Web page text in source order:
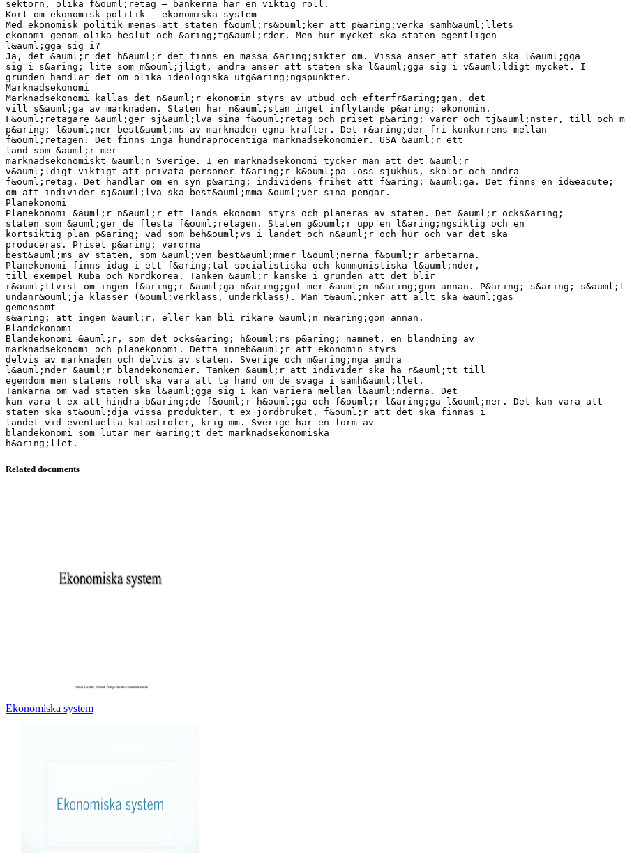
sektorn, olika f&ouml;retag – bankerna har en viktig roll.
Kort om ekonomisk politik – ekonomiska system
Med ekonomisk politik menas att staten f&ouml;rs&ouml;ker att p&aring;verka samh&auml;llets
ekonomi genom olika beslut och &aring;tg&auml;rder. Men hur mycket ska staten egentligen
l&auml;gga sig i?
Ja, det &auml;r det h&auml;r det finns en massa &aring;sikter om. Vissa anser att staten ska l&auml;gga
sig i s&aring; lite som m&ouml;jligt, andra anser att staten ska l&auml;gga sig i v&auml;ldigt mycket. I
grunden handlar det om olika ideologiska utg&aring;ngspunkter.
Marknadsekonomi
Marknadsekonomi kallas det n&auml;r ekonomin styrs av utbud och efterfr&aring;gan, det
vill s&auml;ga av marknaden. Staten har n&auml;stan inget inflytande p&aring; ekonomin.
F&ouml;retagare &auml;ger sj&auml;lva sina f&ouml;retag och priset p&aring; varor och tj&auml;nster, till och
p&aring; l&ouml;ner best&auml;ms av marknaden egna krafter. Det r&aring;der fri konkurrens mellan
f&ouml;retagen. Det finns inga hundraprocentiga marknadsekonomier. USA &auml;r ett
land som &auml;r mer
marknadsekonomiskt &auml;n Sverige. I en marknadsekonomi tycker man att det &auml;r
v&auml;ldigt viktigt att privata personer f&aring;r k&ouml;pa loss sjukhus, skolor och andra
f&ouml;retag. Det handlar om en syn p&aring; individens frihet att f&aring; &auml;ga. Det finns en id&eacute;
om att individer sj&auml;lva ska best&auml;mma &ouml;ver sina pengar.
Planekonomi
Planekonomi &auml;r n&auml;r ett lands ekonomi styrs och planeras av staten. Det &auml;r ocks&aring;
staten som &auml;ger de flesta f&ouml;retagen. Staten g&ouml;r upp en l&aring;ngsiktig och en
kortsiktig plan p&aring; vad som beh&ouml;vs i landet och n&auml;r och hur och var det ska
produceras. Priset p&aring; varorna
best&auml;ms av staten, som &auml;ven best&auml;mmer l&ouml;nerna f&ouml;r arbetarna.
Planekonomi finns idag i ett f&aring;tal socialistiska och kommunistiska l&auml;nder,
till exempel Kuba och Nordkorea. Tanken &auml;r kanske i grunden att det blir
r&auml;ttvist om ingen f&aring;r &auml;ga n&aring;got mer &auml;n n&aring;gon annan. P&aring; s&aring;
undanr&ouml;ja klasser (&ouml;verklass, underklass). Man t&auml;nker att allt ska &auml;gas
gemensamt
s&aring; att ingen &auml;r, eller kan bli rikare &auml;n n&aring;gon annan.
Blandekonomi
Blandekonomi &auml;r, som det ocks&aring; h&ouml;rs p&aring; namnet, en blandning av
marknadsekonomi och planekonomi. Detta inneb&auml;r att ekonomin styrs
delvis av marknaden och delvis av staten. Sverige och m&aring;nga andra
l&auml;nder &auml;r blandekonomier. Tanken &auml;r att individer ska ha r&auml;tt till
egendom men statens roll ska vara att ta hand om de svaga i samh&auml;llet.
Tankarna om vad staten ska l&auml;gga sig i kan variera mellan l&auml;nderna. Det
kan vara t ex att hindra b&aring;de f&ouml;r h&ouml;ga och f&ouml;r l&aring;ga l&ouml;ner. Det kan vara att
staten ska st&ouml;dja vissa produkter, t ex jordbruket, f&ouml;r att det ska finnas i
landet vid eventuella katastrofer, krig mm. Sverige har en form av
blandekonomi som lutar mer &aring;t det marknadsekonomiska
Related documents
Ekonomiska system